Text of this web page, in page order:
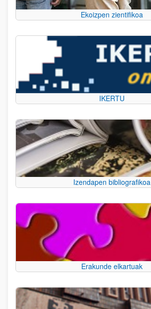
Ekoizpen zientifikoa
IKERTU
Izendapen bibliografikoa
Erakunde elkartuak